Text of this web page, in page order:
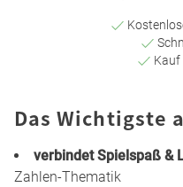
Kauf
Das Wichtigste
verbindet Spielspaß &
Zahlen-Thematik